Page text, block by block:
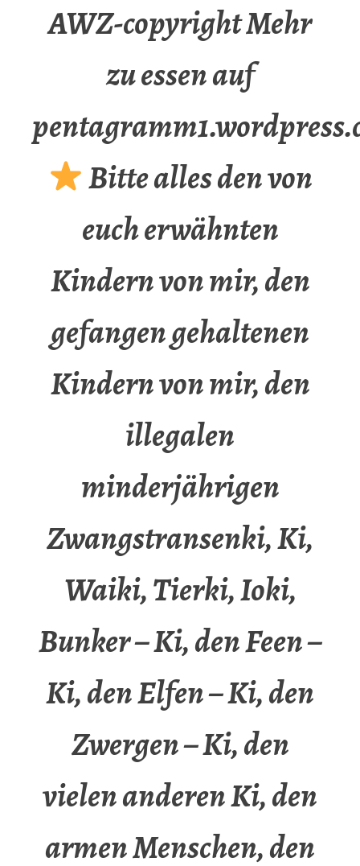
AWZ-copyright Mehr
zu essen auf
Bitte alles den von
euch erwähnten
Kindern von mir, den
gefangen gehaltenen
Kindern von mir, den
illegalen
minderjährigen
Zwangstransenki, Ki,
Waiki, Tierki, Ioki,
Bunker – Ki, den Feen –
Ki, den Elfen – Ki, den
Zwergen – Ki, den
vielen anderen Ki, den
armen Menschen, den